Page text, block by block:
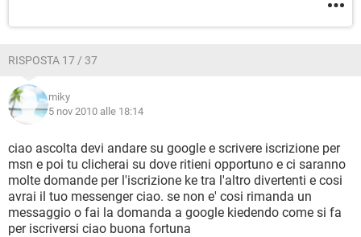
RISPOSTA 17 / 37
miky
5 nov 2010 alle 18:14
ciao ascolta devi andare su google e scrivere iscrizione per
msn e poi tu clicherai su dove ritieni opportuno e ci saranno
molte domande per l'iscrizione ke tra l'altro divertenti e cosi
avrai il tuo messenger ciao. se non e' cosi rimanda un
messaggio o fai la domanda a google kiedendo come si fa
per iscriversi ciao buona fortuna